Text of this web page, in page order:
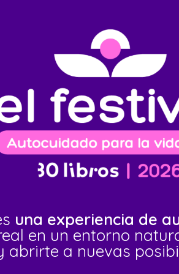
una experiencia de
en un entorno
abrirte a nuevas